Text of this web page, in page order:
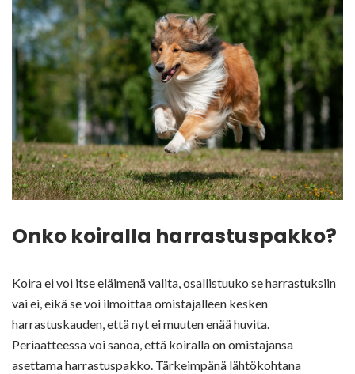
Onko koiralla harrastuspakko?
Koira ei voi itse eläimenä valita, osallistuuko se harrastuksiin
vai ei, eikä se voi ilmoittaa omistajalleen kesken
harrastuskauden, että nyt ei muuten enää huvita.
Periaatteessa voi sanoa, että koiralla on omistajansa
asettama harrastuspakko. Tärkeimpänä lähtökohtana